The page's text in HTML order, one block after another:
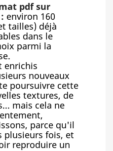
pdf sur
environ 160
tailles) déjà
dans le
parmi la
enrichis
nouveaux
poursuivre cette
textures, de
mais cela ne
parce qu'il
plusieurs fois, et
reproduire un